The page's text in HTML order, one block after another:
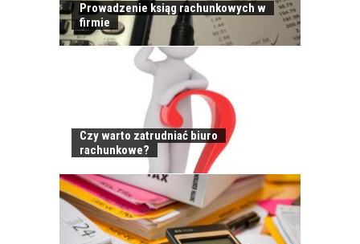
Prowadzenie ksiąg rachunkowych w
firmie
Czy warto zatrudniać biuro
rachunkowe?
JAK POWINNO
WYGLĄDAĆ
PRAWIDŁOWE
SZKOLENIE
PRACOWNIKÓW?
CZĘŚĆ DRUGA!
ROZWÓJ
PRACOWNIKA - JAK O
NIEGO DBAĆ?